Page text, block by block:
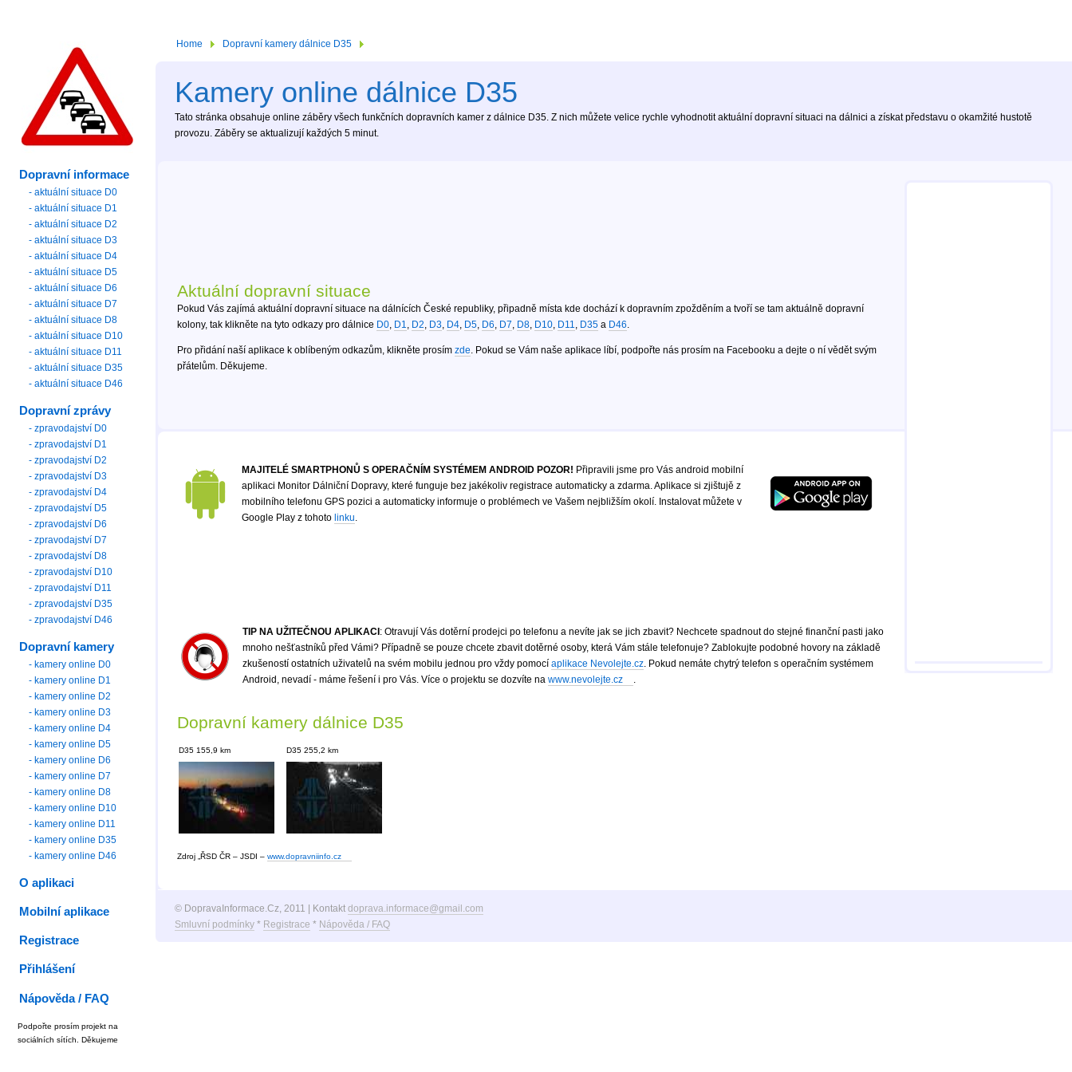
Home Dopravní kamery dálnice D35
Kamery online dálnice D35
Tato stránka obsahuje online záběry všech funkčních dopravních kamer z dálnice D35. Z nich můžete velice rychle vyhodnotit aktuální dopravní situaci na dálnici a získat představu o okamžité hustotě
provozu. Záběry se aktualizují každých 5 minut.
Aktuální dopravní situace
Pokud Vás zajímá aktuální dopravní situace na dálnících České republiky, připadně místa kde dochází k dopravním zpožděním a tvoří se tam aktuálně dopravní
kolony, tak klikněte na tyto odkazy pro dálnice D0, D1, D2, D3, D4, D5, D6, D7, D8, D10, D11, D35a D46.
Pro přidání naší aplikace k oblíbeným odkazům, klikněte prosím zde. Pokud se Vám naše aplikace líbí, podpořte nás prosím na Facebooku a dejte o ní vědět svým
přátelům. Děkujeme.
MAJITELÉ SMARTPHONŮ S OPERAČNÍM SYSTÉMEM ANDROID POZOR! Připravili jsme pro Vás android mobilní
aplikaci Monitor Dálniční Dopravy, které funguje bez jakékoliv registrace automaticky a zdarma. Aplikace si zjištujě z
mobilního telefonu GPS pozici a automaticky informuje o problémech ve Vašem nejbližším okolí. Instalovat můžete v
Google Play z tohoto linku.
TIP NA UŽITEČNOU APLIKACI: Otravují Vás dotěrní prodejci po telefonu a nevíte jak se jich zbavit? Nechcete spadnout do stejné finanční pasti jako
mnoho nešťastníků před Vámi? Případně se pouze chcete zbavit dotěrné osoby, která Vám stále telefonuje? Zablokujte podobné hovory na základě
zkušeností ostatních uživatelů na svém mobilu jednou pro vždy pomocíaplikace Nevolejte.cz . Pokud nemáte chytrý telefon s operačním systémem
Android, nevadí - máme řešení i pro Vás. Více o projektu se dozvíte nawww.nevolejte.cz
Dopravní kamery dálnice D35
D35 155,9 km D35 255,2 km
Zdroj „ŘSD ČR – JSDI – www.dopravniinfo.cz
© DopravaInformace.Cz, 2011 | Kontakt doprava.informace@gmail.com
Smluvní podmínky* Registrace * Nápověda / FAQ
Dopravní informace
- aktuální situace D0
- aktuální situace D1
- aktuální situace D2
- aktuální situace D3
- aktuální situace D4
- aktuální situace D5
- aktuální situace D6
- aktuální situace D7
- aktuální situace D8
- aktuální situace D10
- aktuální situace D11
- aktuální situace D35
- aktuální situace D46
Dopravní zprávy
- zpravodajství D0
- zpravodajství D1
- zpravodajství D2
- zpravodajství D3
- zpravodajství D4
- zpravodajství D5
- zpravodajství D6
- zpravodajství D7
- zpravodajství D8
- zpravodajství D10
- zpravodajství D11
- zpravodajství D35
- zpravodajství D46
Dopravní kamery
- kamery online D0
- kamery online D1
- kamery online D2
- kamery online D3
- kamery online D4
- kamery online D5
- kamery online D6
- kamery online D7
- kamery online D8
- kamery online D10
- kamery online D11
- kamery online D35
- kamery online D46
O aplikaci
Mobilní aplikace
Registrace
Přihlášení
Nápověda / FAQ
Podpořte prosím projekt na
sociálních sítích. Děkujeme